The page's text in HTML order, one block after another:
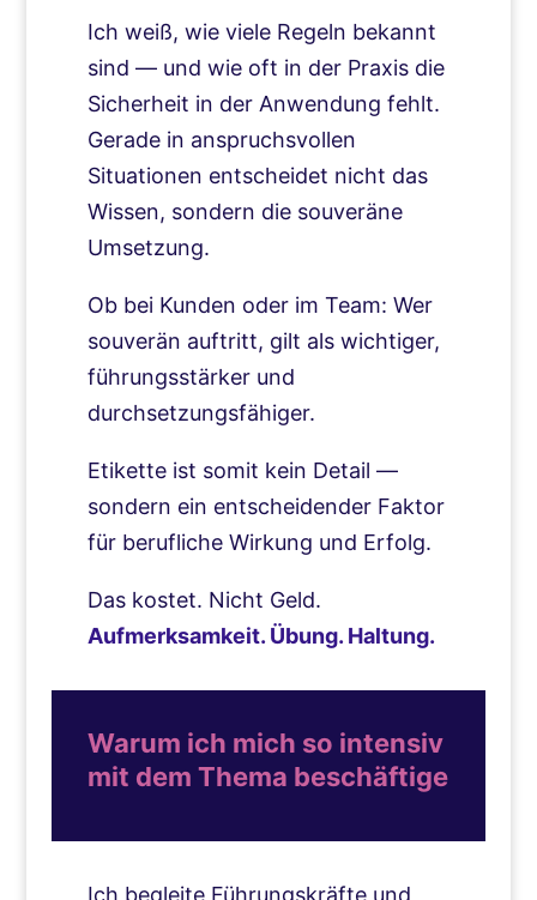
Ich weiß, wie viele Regeln bekannt
sind — und wie oft in der Praxis die
Sicherheit in der Anwendung fehlt.
Gerade in anspruchsvollen
Situationen entscheidet nicht das
Wissen, sondern die souveräne
Umsetzung.
Ob bei Kunden oder im Team: Wer
souverän auftritt, gilt als wichtiger,
führungsstärker und
durchsetzungsfähiger.
Etikette ist somit kein Detail —
sondern ein entscheidender Faktor
für berufliche Wirkung und Erfolg.
Das kostet. Nicht Geld.
Aufmerksamkeit. Übung. Haltung.
Warum ich mich so intensiv
mit dem Thema beschäftige
Ich begleite Führungskräfte und